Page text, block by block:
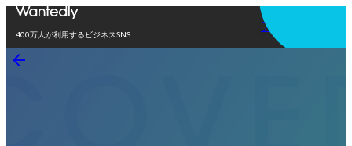
400万人が利用するビジネスSNS
アプリを使う